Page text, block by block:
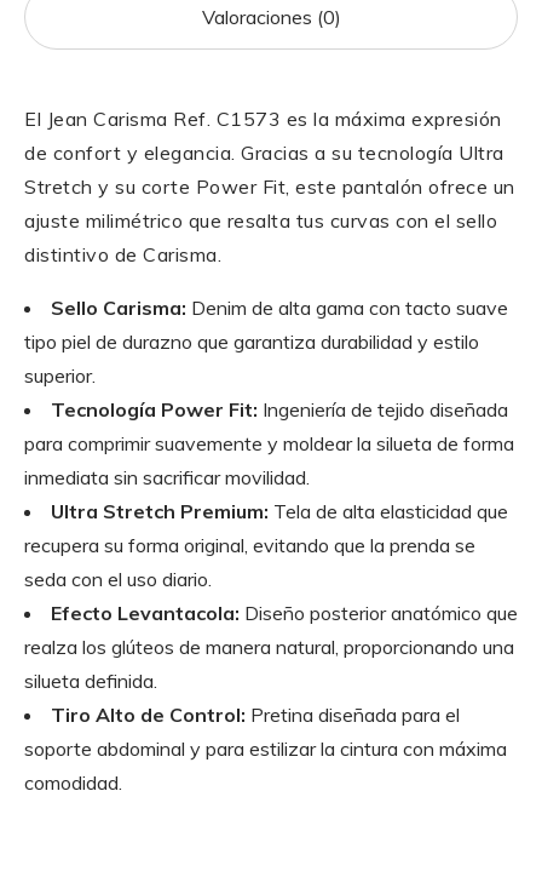
Valoraciones (0)
El Jean Carisma Ref. C1573 es la máxima expresión
de confort y elegancia. Gracias a su tecnología Ultra
Stretch y su corte Power Fit, este pantalón ofrece un
ajuste milimétrico que resalta tus curvas con el sello
distintivo de Carisma.
Sello Carisma: Denim de alta gama con tacto suave
tipo piel de durazno que garantiza durabilidad y estilo
superior.
Tecnología Power Fit: Ingeniería de tejido diseñada
para comprimir suavemente y moldear la silueta de forma
inmediata sin sacrificar movilidad.
Ultra Stretch Premium: Tela de alta elasticidad que
recupera su forma original, evitando que la prenda se
seda con el uso diario.
Efecto Levantacola: Diseño posterior anatómico que
realza los glúteos de manera natural, proporcionando una
silueta definida.
Tiro Alto de Control: Pretina diseñada para el
soporte abdominal y para estilizar la cintura con máxima
comodidad.